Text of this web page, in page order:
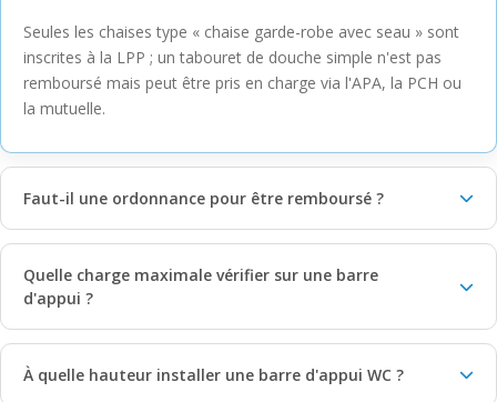
Seules les chaises type « chaise garde-robe avec seau » sont
inscrites à la LPP ; un tabouret de douche simple n'est pas
remboursé mais peut être pris en charge via l'APA, la PCH ou
la mutuelle.
Faut-il une ordonnance pour être remboursé ?
Quelle charge maximale vérifier sur une barre
d'appui ?
À quelle hauteur installer une barre d'appui WC ?